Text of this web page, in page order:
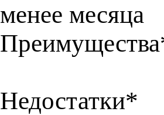
менее месяца
Недостатки*